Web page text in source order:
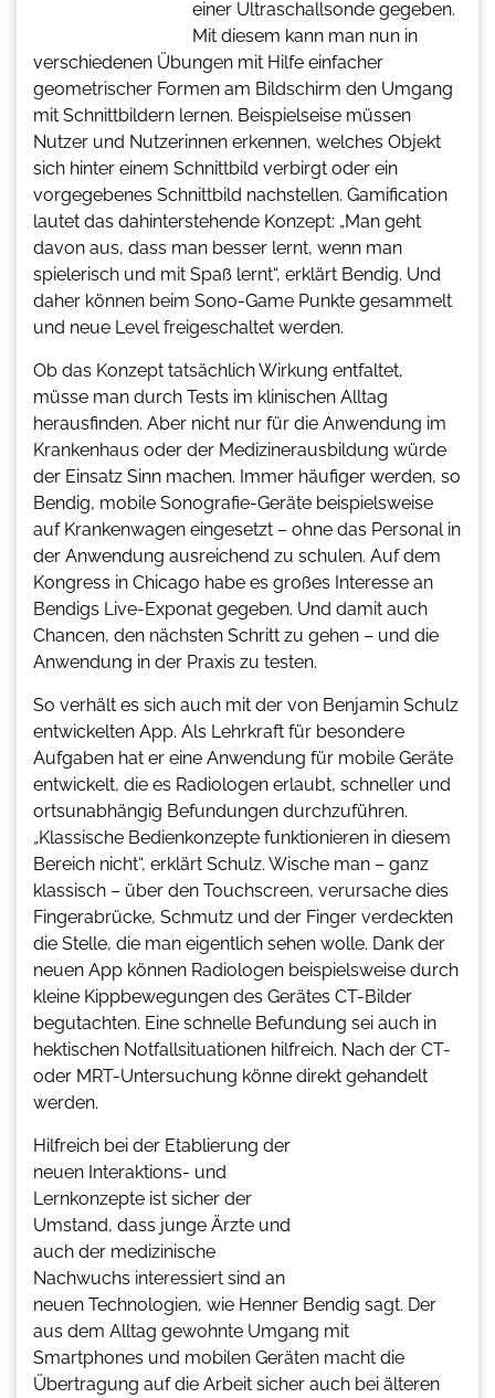
einer Ultraschallsonde gegeben.
Mit diesem kann man nun in
verschiedenen Übungen mit Hilfe einfacher
geometrischer Formen am Bildschirm den Umgang
mit Schnittbildern lernen. Beispielseise müssen
Nutzer und Nutzerinnen erkennen, welches Objekt
sich hinter einem Schnittbild verbirgt oder ein
vorgegebenes Schnittbild nachstellen. Gamification
lautet das dahinterstehende Konzept: „Man geht
davon aus, dass man besser lernt, wenn man
spielerisch und mit Spaß lernt“, erklärt Bendig. Und
daher können beim Sono-Game Punkte gesammelt
und neue Level freigeschaltet werden.
Ob das Konzept tatsächlich Wirkung entfaltet,
müsse man durch Tests im klinischen Alltag
herausfinden. Aber nicht nur für die Anwendung im
Krankenhaus oder der Medizinerausbildung würde
der Einsatz Sinn machen. Immer häufiger werden, so
Bendig, mobile Sonografie-Geräte beispielsweise
auf Krankenwagen eingesetzt – ohne das Personal in
der Anwendung ausreichend zu schulen. Auf dem
Kongress in Chicago habe es großes Interesse an
Bendigs Live-Exponat gegeben. Und damit auch
Chancen, den nächsten Schritt zu gehen – und die
Anwendung in der Praxis zu testen.
So verhält es sich auch mit der von Benjamin Schulz
entwickelten App. Als Lehrkraft für besondere
Aufgaben hat er eine Anwendung für mobile Geräte
entwickelt, die es Radiologen erlaubt, schneller und
ortsunabhängig Befundungen durchzuführen.
„Klassische Bedienkonzepte funktionieren in diesem
Bereich nicht“, erklärt Schulz. Wische man – ganz
klassisch – über den Touchscreen, verursache dies
Fingerabrücke, Schmutz und der Finger verdeckten
die Stelle, die man eigentlich sehen wolle. Dank der
neuen App können Radiologen beispielsweise durch
kleine Kippbewegungen des Gerätes CT-Bilder
begutachten. Eine schnelle Befundung sei auch in
hektischen Notfallsituationen hilfreich. Nach der CT-
oder MRT-Untersuchung könne direkt gehandelt
werden.
Hilfreich bei der Etablierung der
neuen Interaktions- und
Lernkonzepte ist sicher der
Umstand, dass junge Ärzte und
auch der medizinische
Nachwuchs interessiert sind an
neuen Technologien, wie Henner Bendig sagt. Der
aus dem Alltag gewohnte Umgang mit
Smartphones und mobilen Geräten macht die
Übertragung auf die Arbeit sicher auch bei älteren